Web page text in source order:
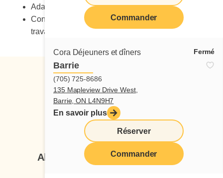
Commander
Cora Déjeuners et dîners Fermé
Barrie
(705) 725-8686
135 Mapleview Drive West,
Barrie, ON L4N9H7
En savoir plus
Réserver
Commander
Adaptabilité au changement
Connaissance des normes de santé et sécurité au
travail
Suivez-nous
Abonnez-vous à notre infolettre